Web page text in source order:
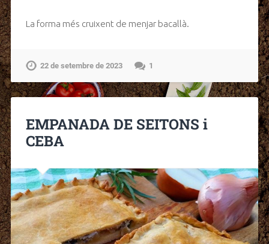
La forma més cruixent de menjar bacallà.
22 de setembre de 2023 1
EMPANADA DE SEITONS i
CEBA